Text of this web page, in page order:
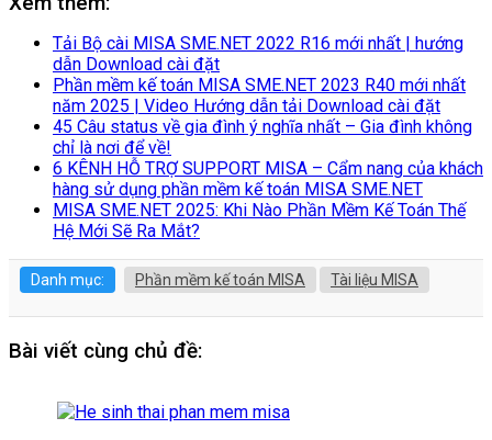
Tải Bộ cài MISA SME.NET 2022 R16 mới nhất | hướng
dẫn Download cài đặt
Phần mềm kế toán MISA SME.NET 2023 R40 mới nhất
năm 2025 | Video Hướng dẫn tải Download cài đặt
45 Câu status về gia đình ý nghĩa nhất – Gia đình không
chỉ là nơi để về!
6 KÊNH HỖ TRỢ SUPPORT MISA – Cẩm nang của khách
hàng sử dụng phần mềm kế toán MISA SME.NET
MISA SME.NET 2025: Khi Nào Phần Mềm Kế Toán Thế
Hệ Mới Sẽ Ra Mắt?
Danh mục: Phần mềm kế toán MISA Tài liệu MISA
Bài viết cùng chủ đề: